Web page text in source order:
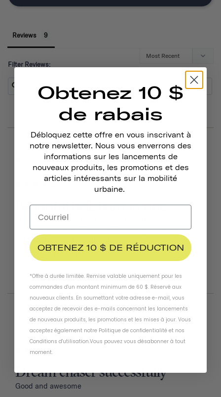
Reviews
Filter Reviews:
03/15/2026
United States
Beautiful bell, hard to ring
The bell is beautiful and easy to install. However, my 6yo
has a hard time for some reason hitting the ringer at the
right angle to make a clear ding sound.
Thousand Jr. Bicycle Bell
Was this helpful? 1 0
02/11/2026
Nwiboko G.
Dream chaser successfully
Good and awesome
Obtenez 10 $
de rabais
Débloquez cette offre en vous inscrivant à
notre newsletter. Nous vous enverrons des
informations sur les lancements de
nouveaux produits, les promotions et des
articles intéressants sur la mobilité
urbaine.
OBTENEZ 10 $ DE RÉDUCTION
*Offre à durée limitée. Remise valable uniquement pour les
commandes d'un montant minimum de 60 $. Réservé aux
nouveaux clients. En soumettant votre adresse e-mail, vous
acceptez de recevoir des e-mails concernant les lancements
de nouveaux produits, les promotions et les mises à jour. Vous
acceptez également notre Politique de confidentialité et nos
Conditions d'utilisation.Vous pouvez vous désabonner à tout
moment.